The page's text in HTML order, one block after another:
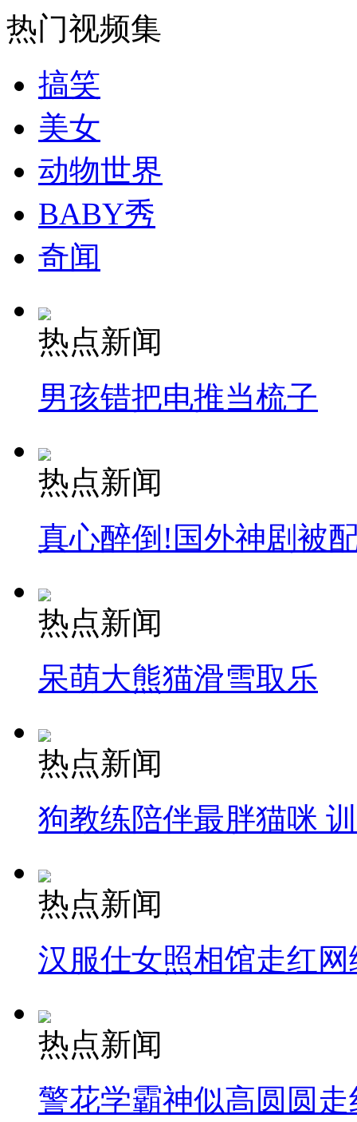
热门视频集
搞笑
美女
动物世界
BABY秀
奇闻
热点新闻
男孩错把电推当梳子
热点新闻
真心醉倒!国外神剧被
热点新闻
呆萌大熊猫滑雪取乐
热点新闻
狗教练陪伴最胖猫咪
热点新闻
汉服仕女照相馆走红网
热点新闻
警花学霸神似高圆圆走